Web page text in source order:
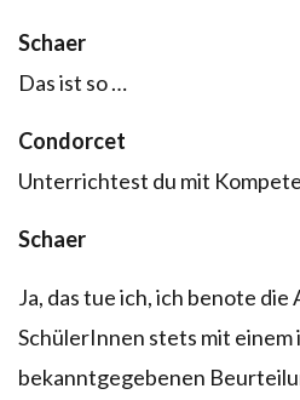
Schaer
Das ist so …
Condorcet
Unterrichtest du mit
Schaer
Ja, das tue ich, ich benote
SchülerInnen stets mit
bekanntgegebenen